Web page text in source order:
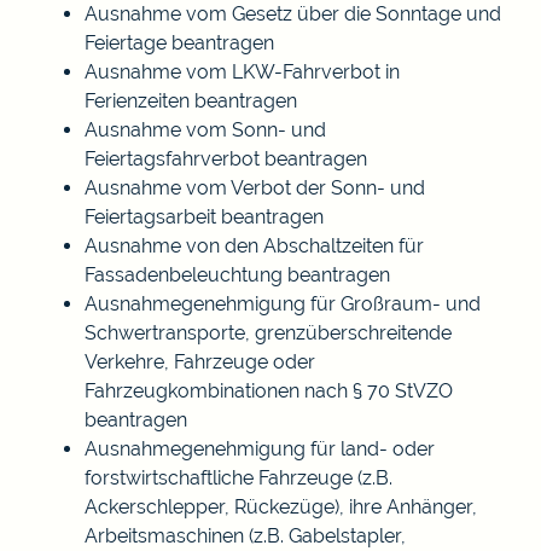
Ausnahme vom Gesetz über die Sonntage und
Feiertage beantragen
Ausnahme vom LKW-Fahrverbot in
Ferienzeiten beantragen
Ausnahme vom Sonn- und
Feiertagsfahrverbot beantragen
Ausnahme vom Verbot der Sonn- und
Feiertagsarbeit beantragen
Ausnahme von den Abschaltzeiten für
Fassadenbeleuchtung beantragen
Ausnahmegenehmigung für Großraum- und
Schwertransporte, grenzüberschreitende
Verkehre, Fahrzeuge oder
Fahrzeugkombinationen nach § 70 StVZO
beantragen
Ausnahmegenehmigung für land- oder
forstwirtschaftliche Fahrzeuge (z.B.
Ackerschlepper, Rückezüge), ihre Anhänger,
Arbeitsmaschinen (z.B. Gabelstapler,